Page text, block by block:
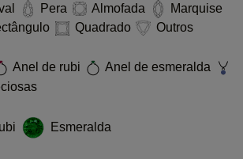
Pera Almofada
Marquise
Quadrado
Outros
Anel de rubi
Anel de esmeralda
Esmeralda